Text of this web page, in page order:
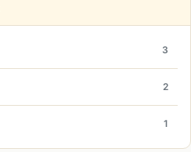
3
2
1